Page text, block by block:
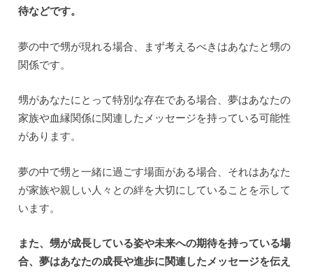
待などです。
夢の中で甥が現れる場合、まず考えるべきはあなたと甥の
関係です。
甥があなたにとって特別な存在である場合、夢はあなたの
家族や血縁関係に関連したメッセージを持っている可能性
があります。
夢の中で甥と一緒に過ごす場面がある場合、それはあなた
が家族や親しい人々との絆を大切にしていることを示して
います。
また、甥が成長している姿や未来への期待を持っている場
合、夢はあなたの成長や進歩に関連したメッセージを伝え